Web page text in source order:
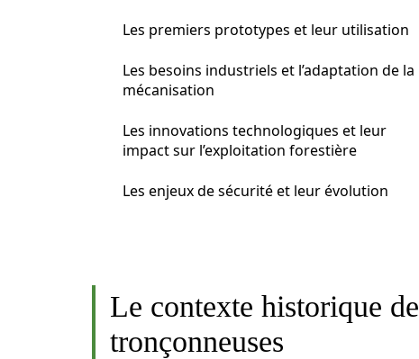
Les premiers prototypes et leur utilisation
Les besoins industriels et l’adaptation de la
mécanisation
Les innovations technologiques et leur
impact sur l’exploitation forestière
Les enjeux de sécurité et leur évolution
Le contexte historique
tronçonneuses